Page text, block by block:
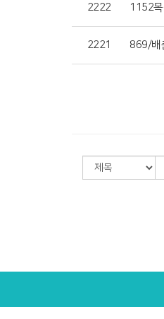
2222 1152
2221 869/배